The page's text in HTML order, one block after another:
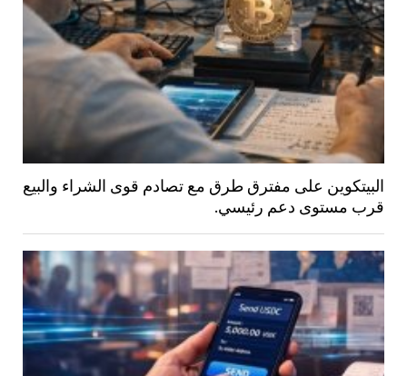
البيتكوين على مفترق طرق مع تصادم قوى الشراء والبيع
قرب مستوى دعم رئيسي.